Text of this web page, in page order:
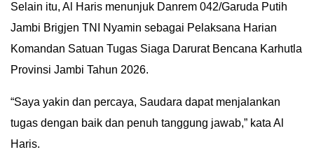
Selain itu, Al Haris menunjuk Danrem 042/Garuda Putih
Jambi Brigjen TNI Nyamin sebagai Pelaksana Harian
Komandan Satuan Tugas Siaga Darurat Bencana Karhutla
Provinsi Jambi Tahun 2026.
“Saya yakin dan percaya, Saudara dapat menjalankan
tugas dengan baik dan penuh tanggung jawab,” kata Al
Haris.